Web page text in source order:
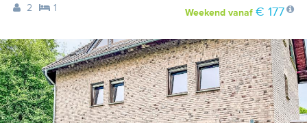
2
1 Weekendvanaf € 177